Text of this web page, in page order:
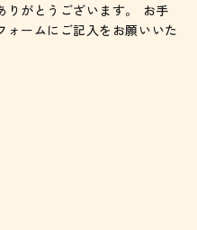
りがとうございます。 お手
ォームにご記入をお願いいた